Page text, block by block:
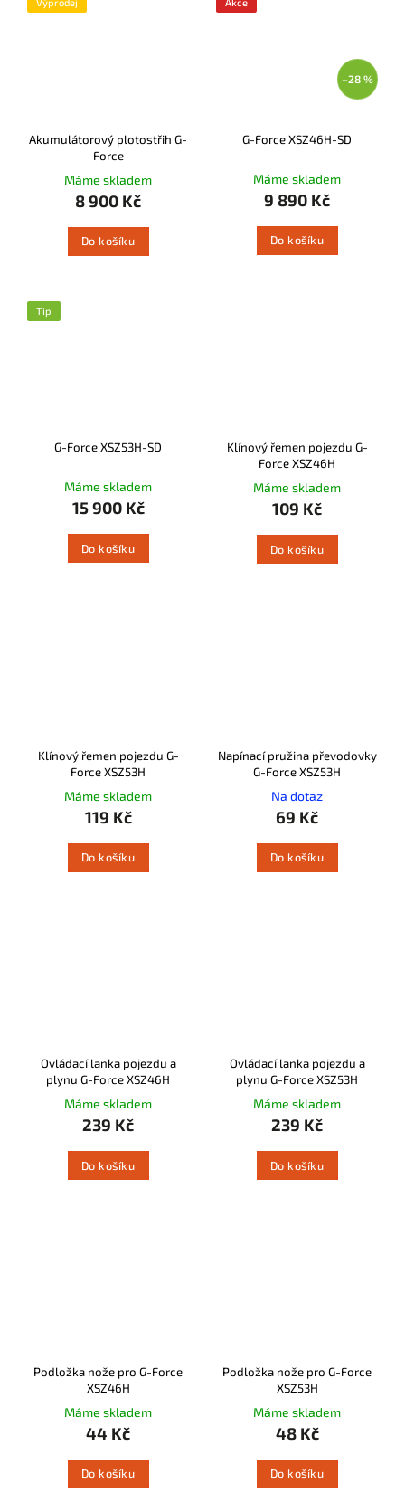
Výprodej
Akumulátorový plotostřih G-
Force
Máme skladem
8 900 Kč
Do košíku
Akce
–28 %
G-Force XSZ46H-SD
Máme skladem
9 890 Kč
Do košíku
Tip
G-Force XSZ53H-SD
Máme skladem
15 900 Kč
Do košíku
Klínový řemen pojezdu G-
Force XSZ46H
Máme skladem
109 Kč
Do košíku
Klínový řemen pojezdu G-
Force XSZ53H
Máme skladem
119 Kč
Do košíku
Napínací pružina převodovky
G-Force XSZ53H
Na dotaz
69 Kč
Do košíku
Ovládací lanka pojezdu a
plynu G-Force XSZ46H
Máme skladem
239 Kč
Do košíku
Ovládací lanka pojezdu a
plynu G-Force XSZ53H
Máme skladem
239 Kč
Do košíku
Podložka nože pro G-Force
XSZ46H
Máme skladem
44 Kč
Do košíku
Podložka nože pro G-Force
XSZ53H
Máme skladem
48 Kč
Do košíku